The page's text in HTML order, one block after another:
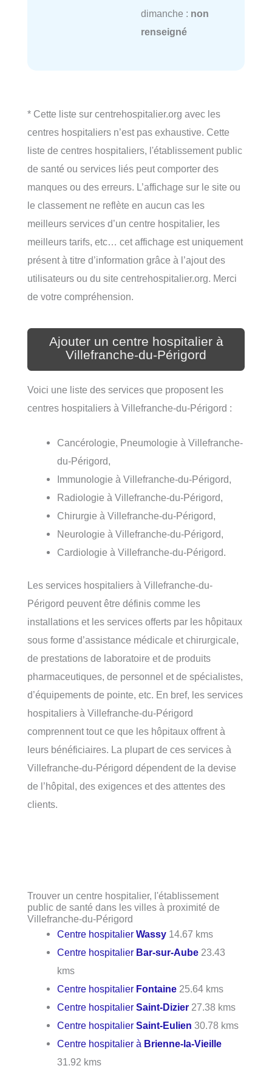
dimanche : non
renseigné
* Cette liste sur centrehospitalier.org avec les
centres hospitaliers n’est pas exhaustive. Cette
liste de centres hospitaliers, l'établissement public
de santé ou services liés peut comporter des
manques ou des erreurs. L’affichage sur le site ou
le classement ne reflète en aucun cas les
meilleurs services d’un centre hospitalier, les
meilleurs tarifs, etc… cet affichage est uniquement
présent à titre d’information grâce à l’ajout des
utilisateurs ou du site centrehospitalier.org. Merci
de votre compréhension.
Ajouter un centre hospitalier à
Villefranche-du-Périgord
Voici une liste des services que proposent les
centres hospitaliers à Villefranche-du-Périgord :
Cancérologie, Pneumologie à Villefranche-
du-Périgord,
Immunologie à Villefranche-du-Périgord,
Radiologie à Villefranche-du-Périgord,
Chirurgie à Villefranche-du-Périgord,
Neurologie à Villefranche-du-Périgord,
Cardiologie à Villefranche-du-Périgord.
Les services hospitaliers à Villefranche-du-
Périgord peuvent être définis comme les
installations et les services offerts par les hôpitaux
sous forme d’assistance médicale et chirurgicale,
de prestations de laboratoire et de produits
pharmaceutiques, de personnel et de spécialistes,
d’équipements de pointe, etc. En bref, les services
hospitaliers à Villefranche-du-Périgord
comprennent tout ce que les hôpitaux offrent à
leurs bénéficiaires. La plupart de ces services à
Villefranche-du-Périgord dépendent de la devise
de l’hôpital, des exigences et des attentes des
clients.
Trouver un centre hospitalier, l'établissement
public de santé dans les villes à proximité de
Villefranche-du-Périgord
Centre hospitalierWassy 14.67 kms
Centre hospitalier Bar-sur-Aube 23.43
kms
Centre hospitalier Fontaine 25.64 kms
Centre hospitalierSaint-Dizier 27.38 kms
Centre hospitalierSaint-Eulien 30.78 kms
Centre hospitalier à Brienne-la-Vieille
31.92 kms